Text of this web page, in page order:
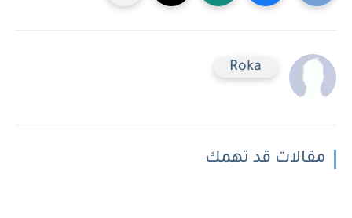
Roka
مقالات قد تهمك